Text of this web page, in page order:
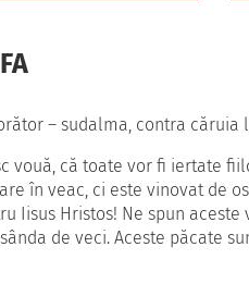
– sudalma, contra căruia
vouă, că toate vor fi iertate
în veac, ci este vinovat de
Iisus Hristos! Ne spun
de veci. Aceste păcate